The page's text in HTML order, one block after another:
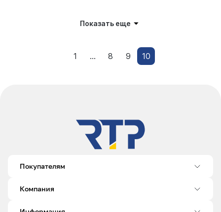
Показать еще
1 ... 8 9 10
Покупателям
Компания